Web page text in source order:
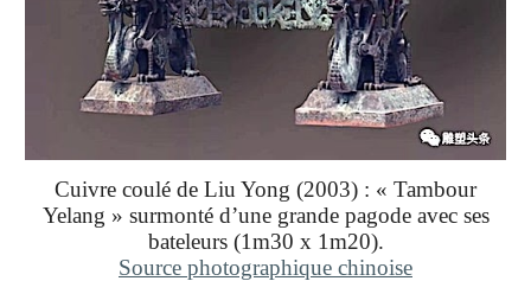
Cuivre coulé de Liu Yong (2003) : « Tambour
Yelang » surmonté d’une grande pagode avec ses
bateleurs (1m30 x 1m20).
Source photographique chinoise